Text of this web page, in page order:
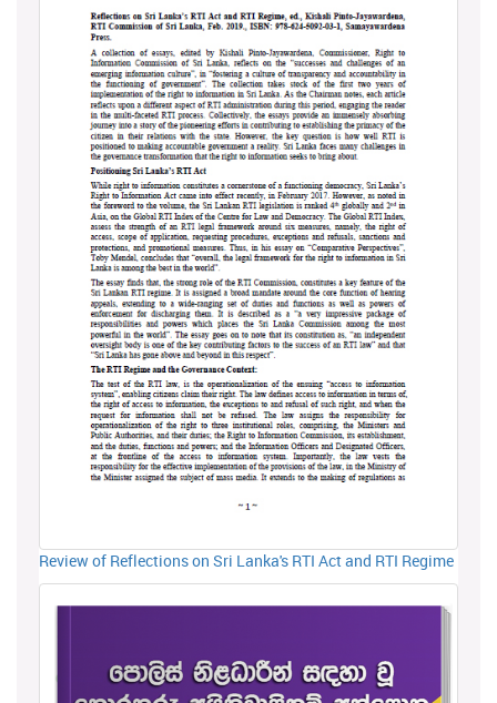
Review of Reflections on Sri Lanka's RTI Act and RTI Regime